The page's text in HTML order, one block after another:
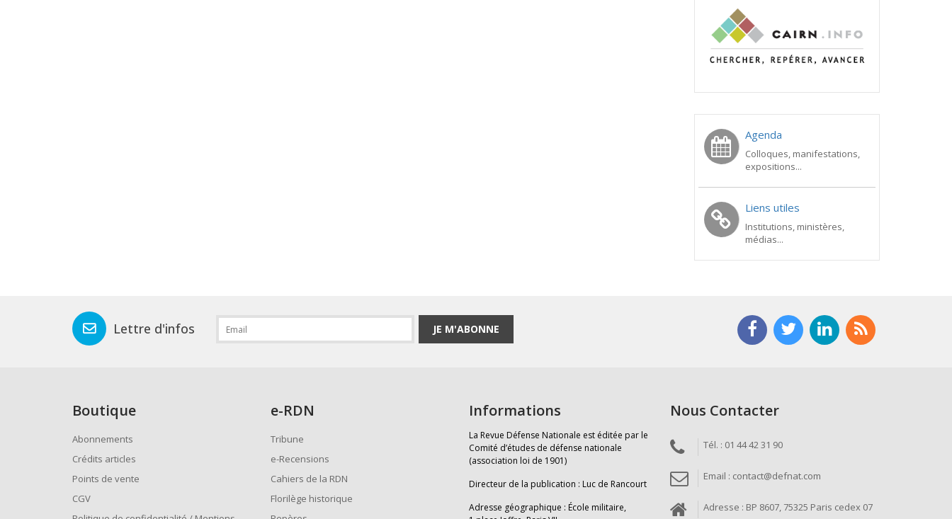
Agenda
Colloques, manifestations,
expositions...
Liens utiles
Institutions, ministères,
médias...
Lettre d'infos JE M'ABONNE
Boutique
Abonnements
Crédits articles
Points de vente
CGV
e-RDN
Tribune
e-Recensions
Cahiers de la RDN
Florilège historique
Informations
La Revue Défense Nationale est éditée par le
Comité d’études de défense nationale
(association loi de 1901)
Directeur de la publication : Luc de Rancourt
Adresse géographique : École militaire,
Nous Contacter
Tél. : 01 44 42 31 90
Email : contact@defnat.com
Adresse : BP 8607, 75325 Paris cedex 07